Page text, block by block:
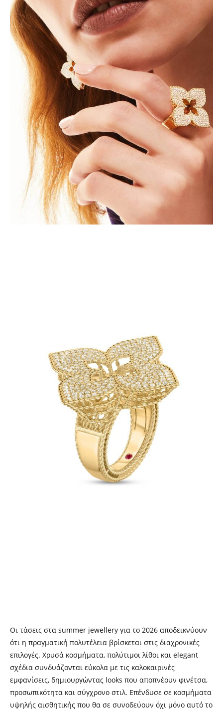
Οι τάσεις στα summer jewellery για το 2026 αποδεικνύουν
ότι η πραγματική πολυτέλεια βρίσκεται στις διαχρονικές
επιλογές. Χρυσά κοσμήματα, πολύτιμοι λίθοι και elegant
σχέδια συνδυάζονται εύκολα με τις καλοκαιρινές
εμφανίσεις, δημιουργώντας looks που αποπνέουν φινέτσα,
προσωπικότητα και σύγχρονο στιλ. Επένδυσε σε κοσμήματα
υψηλής αισθητικής που θα σε συνοδεύουν όχι μόνο αυτό το